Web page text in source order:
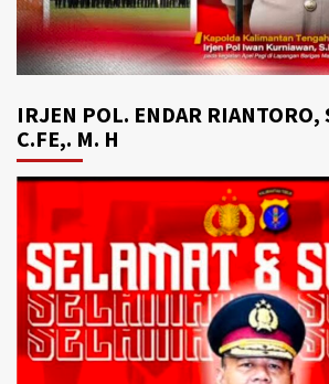
IRJEN POL. ENDAR RIANTORO,
C.FE,. M. H